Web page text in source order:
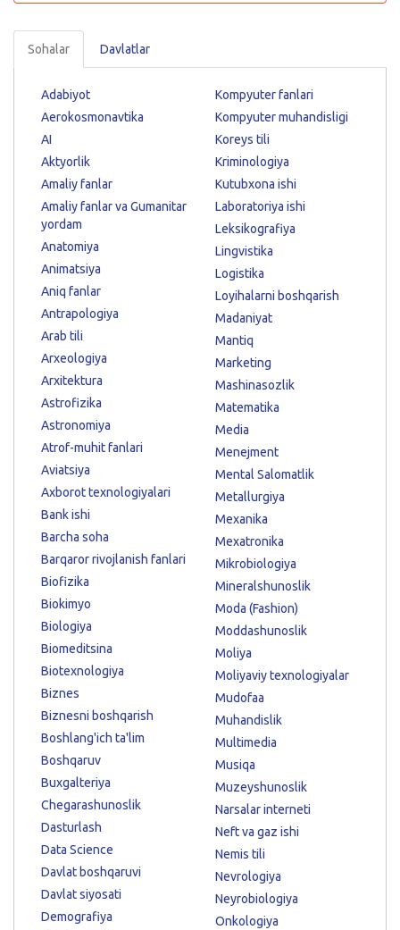
Sohalar Davlatlar
Adabiyot
Aerokosmonavtika
AI
Aktyorlik
Amaliy fanlar
Amaliy fanlar va Gumanitar
yordam
Anatomiya
Animatsiya
Aniq fanlar
Antrapologiya
Arab tili
Arxeologiya
Arxitektura
Astrofizika
Astronomiya
Atrof-muhit fanlari
Aviatsiya
Axborot texnologiyalari
Bank ishi
Barcha soha
Barqaror rivojlanish fanlari
Biofizika
Biokimyo
Biologiya
Biomeditsina
Biotexnologiya
Biznes
Biznesni boshqarish
Boshlang'ich ta'lim
Boshqaruv
Buxgalteriya
Chegarashunoslik
Dasturlash
Data Science
Davlat boshqaruvi
Davlat siyosati
Demografiya
Kompyuter fanlari
Kompyuter muhandisligi
Koreys tili
Kriminologiya
Kutubxona ishi
Laboratoriya ishi
Leksikografiya
Lingvistika
Logistika
Loyihalarni boshqarish
Madaniyat
Mantiq
Marketing
Mashinasozlik
Matematika
Media
Menejment
Mental Salomatlik
Metallurgiya
Mexanika
Mexatronika
Mikrobiologiya
Mineralshunoslik
Moda (Fashion)
Moddashunoslik
Moliya
Moliyaviy texnologiyalar
Mudofaa
Muhandislik
Multimedia
Musiqa
Muzeyshunoslik
Narsalar interneti
Neft va gaz ishi
Nemis tili
Nevrologiya
Neyrobiologiya
Onkologiya